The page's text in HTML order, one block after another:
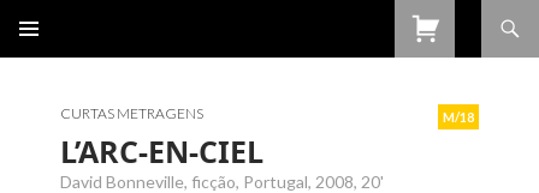
CONTEÚDO
CURTAS METRAGENS M/18
L’ARC-EN-CIEL
David Bonneville, ficção, Portugal, 2008, 20'